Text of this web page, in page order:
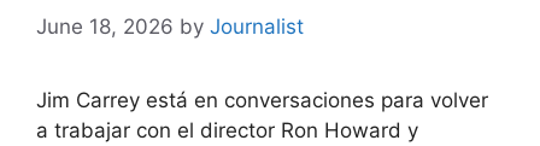
June 18, 2026 by Journalist
Jim Carrey está en conversaciones para volver
a trabajar con el director Ron Howard y